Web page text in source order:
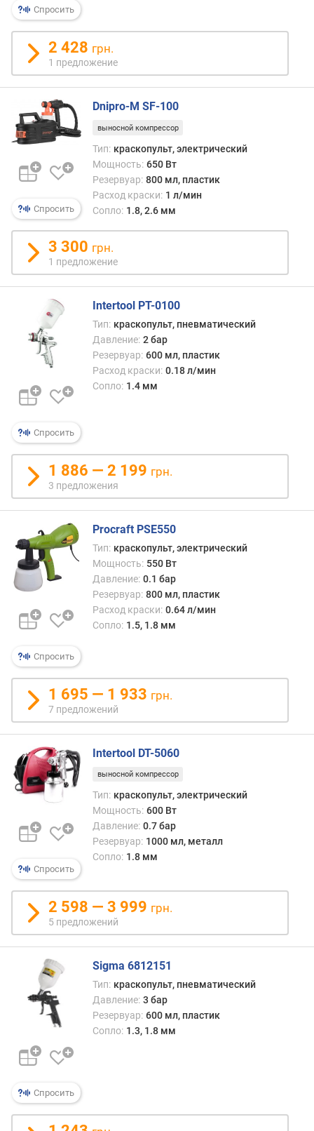
м
и
н
)
р
с
х
о
п
о
р
а
с
о
ч
н
о
м
е
р
а
л
(
/
и
н
)
м
а
к
.
в
я
з
т
ь
(
N
)
о
б
ъ
е
м
р
е
р
а
р
(
Спросить
2 428 грн.
1 предложение
Спросить
Dnipro-M SF-100
выносной компрессор
Тип: краскопульт, электрический
Мощность: 650 Вт
Резервуар: 800 мл, пластик
Расход краски: 1 л/мин
Сопло: 1.8, 2.6 мм
3 300 грн.
1 предложение
Спросить
Intertool PT-0100
Тип: краскопульт, пневматический
Давление: 2 бар
Резервуар: 600 мл, пластик
Расход краски: 0.18 л/мин
Сопло: 1.4 мм
1 886 — 2 199 грн.
3 предложения
Спросить
Procraft PSE550
Тип: краскопульт, электрический
Мощность: 550 Вт
Давление: 0.1 бар
Резервуар: 800 мл, пластик
Расход краски: 0.64 л/мин
Сопло: 1.5, 1.8 мм
1 695 — 1 933 грн.
7 предложений
Спросить
Intertool DT-5060
выносной компрессор
Тип: краскопульт, электрический
Мощность: 600 Вт
Давление: 0.7 бар
Резервуар: 1000 мл, металл
Сопло: 1.8 мм
2 598 — 3 999 грн.
5 предложений
Спросить
Sigma 6812151
Тип: краскопульт, пневматический
Давление: 3 бар
Резервуар: 600 мл, пластик
Сопло: 1.3, 1.8 мм